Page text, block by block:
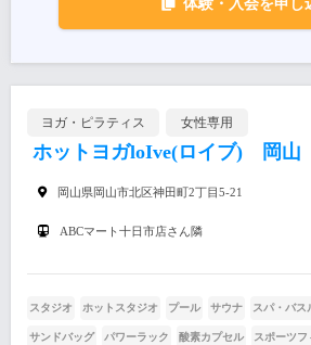
体験・入会を申し
ヨガ・ピラティス 女性専用
ホットヨガloIve(ロイブ) 岡山
岡山県岡山市北区神田町2丁目5-21
ABCマート十日市店さん隣
スタジオ ホットスタジオ プール サウナ スパ・バス
サンドバッグ パワーラック 酸素カプセル スポーツフ